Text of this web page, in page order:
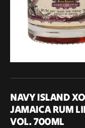
NAVY ISLAND
JAMAICA RUM
VOL. 700ML